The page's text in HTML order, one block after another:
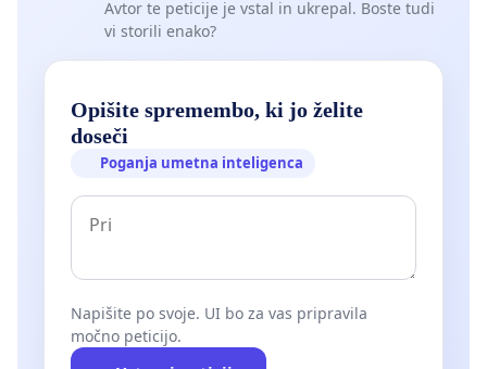
Avtor te peticije je vstal in ukrepal. Boste tudi
vi storili enako?
Opišite spremembo, ki jo želite
doseči
Poganja umetna inteligenca
Napišite po svoje. UI bo za vas pripravila
močno peticijo.